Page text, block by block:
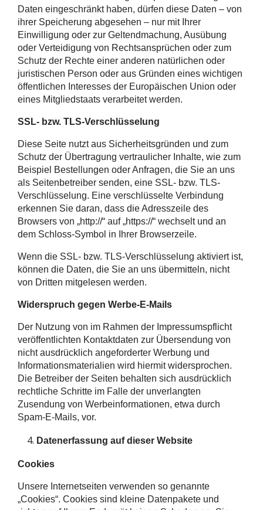
Daten eingeschränkt haben, dürfen diese Daten – von
ihrer Speicherung abgesehen – nur mit Ihrer
Einwilligung oder zur Geltendmachung, Ausübung
oder Verteidigung von Rechtsansprüchen oder zum
Schutz der Rechte einer anderen natürlichen oder
juristischen Person oder aus Gründen eines wichtigen
öffentlichen Interesses der Europäischen Union oder
eines Mitgliedstaats verarbeitet werden.
SSL- bzw. TLS-Verschlüsselung
Diese Seite nutzt aus Sicherheitsgründen und zum
Schutz der Übertragung vertraulicher Inhalte, wie zum
Beispiel Bestellungen oder Anfragen, die Sie an uns
als Seitenbetreiber senden, eine SSL- bzw. TLS-
Verschlüsselung. Eine verschlüsselte Verbindung
erkennen Sie daran, dass die Adresszeile des
Browsers von „http://“ auf „https://“ wechselt und an
dem Schloss-Symbol in Ihrer Browserzeile.
Wenn die SSL- bzw. TLS-Verschlüsselung aktiviert ist,
können die Daten, die Sie an uns übermitteln, nicht
von Dritten mitgelesen werden.
Widerspruch gegen Werbe-E-Mails
Der Nutzung von im Rahmen der Impressumspflicht
veröffentlichten Kontaktdaten zur Übersendung von
nicht ausdrücklich angeforderter Werbung und
Informationsmaterialien wird hiermit widersprochen.
Die Betreiber der Seiten behalten sich ausdrücklich
rechtliche Schritte im Falle der unverlangten
Zusendung von Werbeinformationen, etwa durch
Spam-E-Mails, vor.
Datenerfassung auf dieser Website
Cookies
Unsere Internetseiten verwenden so genannte
„Cookies“. Cookies sind kleine Datenpakete und